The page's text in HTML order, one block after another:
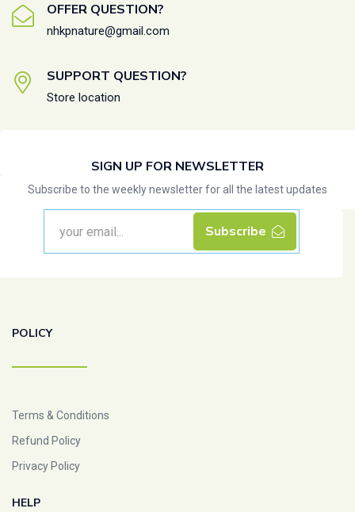
OFFER QUESTION?
nhkpnature@gmail.com
SUPPORT QUESTION?
Store location
SIGN UP FOR NEWSLETTER
Subscribe to the weekly newsletter for all the latest updates
Subscribe
POLICY
Terms & Conditions
Refund Policy
Privacy Policy
HELP